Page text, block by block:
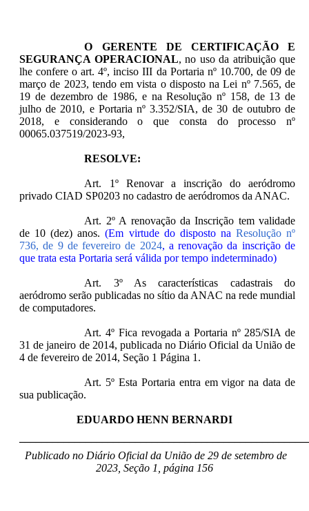
O GERENTE DE CERTIFICAÇÃO E
SEGURANÇA OPERACIONAL, no uso da atribuição que
lhe confere o art. 4º, inciso III da Portaria nº 10.700, de 09 de
março de 2023, tendo em vista o disposto na Lei nº 7.565, de
19 de dezembro de 1986, e na Resolução nº 158, de 13 de
julho de 2010, e Portaria nº 3.352/SIA, de 30 de outubro de
2018, e considerando o que consta do processo nº
00065.037519/2023-93,
RESOLVE:
Art. 1º Renovar a inscrição do aeródromo
privado CIAD SP0203 no cadastro de aeródromos da ANAC.
Art. 2º A renovação da Inscrição tem validade
de 10 (dez) anos.(Em virtude do disposto na Resolução nº
736, de 9 de fevereiro de 2024, a renovação da inscrição de
que trata esta Portaria será válida por tempo indeterminado)
Art. 3º As características cadastrais do
aeródromo serão publicadas no sítio da ANAC na rede mundial
de computadores.
Art. 4º Fica revogada a Portaria nº 285/SIA de
31 de janeiro de 2014, publicada no Diário Oficial da União de
4 de fevereiro de 2014, Seção 1 Página 1.
Art. 5º Esta Portaria entra em vigor na data de
sua publicação.
EDUARDO HENN BERNARDI
Publicado no Diário Oficial da União de 29 de setembro de
2023, Seção 1, página 156